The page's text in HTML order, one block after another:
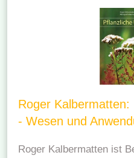
Roger
- Wesen und
Roger Kalbermatten ist